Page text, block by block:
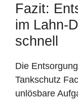
Fazit:
im Lahn-
schnell
Die
Tankschutz
unlösbare